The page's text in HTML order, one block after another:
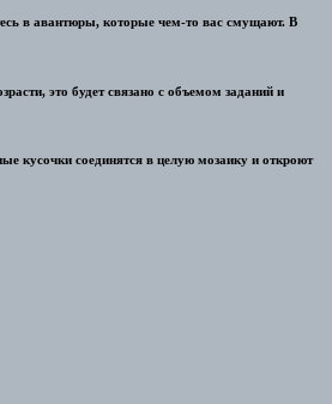
в авантюры, которые чем-то вас смущают. В
это будет связано с объемом заданий и
кусочки соединятся в целую мозаику и откроют